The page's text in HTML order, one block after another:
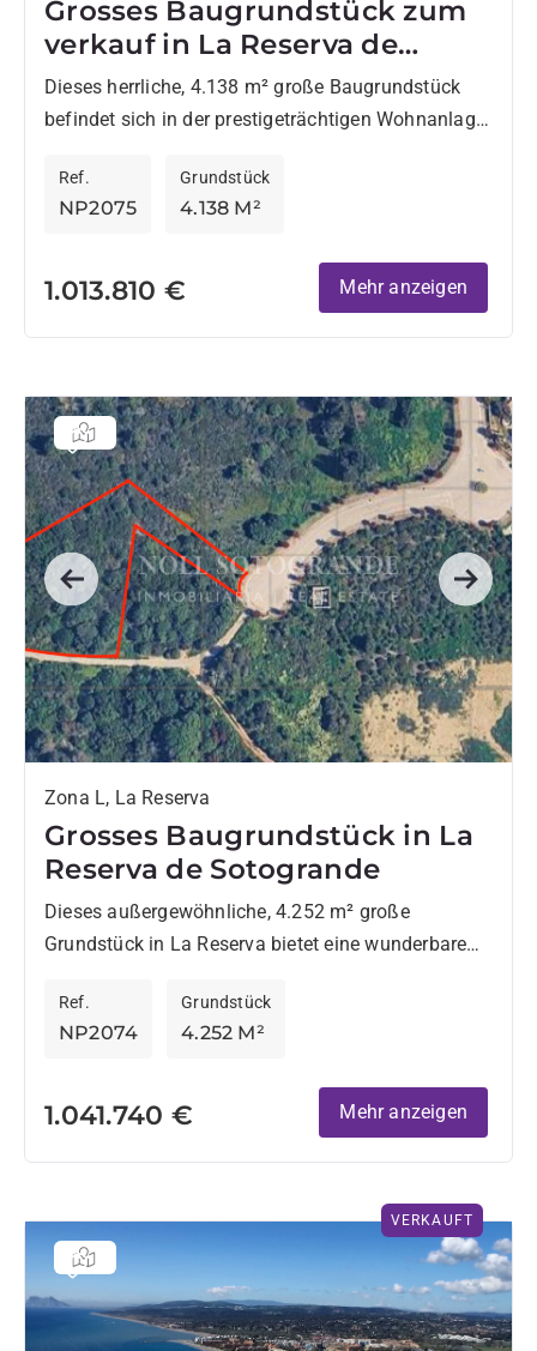
Grosses Baugrundstück zum
verkauf in La Reserva de
Sotogrande
Dieses herrliche, 4.138 m² große Baugrundstück
befindet sich in der prestigeträchtigen Wohnanlage
den Bau eines außergewöhnlichen, modernen...
NP2075
Ref.
4.138 M²
Grundstück
1.013.810 € Mehr anzeigen
Previous Next
Zona L, La Reserva
Grosses Baugrundstück in La
Reserva de Sotogrande
Dieses außergewöhnliche, 4.252 m² große
Grundstück in La Reserva bietet eine wunderbare
einer der begehrtesten Lagen von Sotogrande zu
errichten....
NP2074
Ref.
4.252 M²
Grundstück
1.041.740 € Mehr anzeigen
VERKAUFT